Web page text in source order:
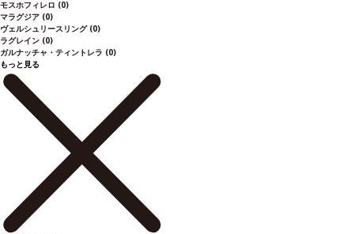
モスホフィレロ (0)
マラグジア (0)
ヴェルシュリースリング (0)
ラグレイン (0)
ガルナッチャ・ティントレラ (0)
もっと見る